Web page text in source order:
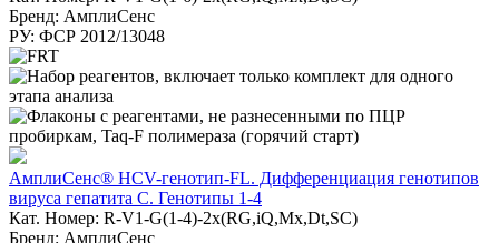
Бренд: АмплиСенс
РУ: ФСР 2012/13048
АмплиСенс® HCV-генотип-FL. Дифференциация генотипов
вируса гепатита С. Генотипы 1-4
Кат. Номер: R-V1-G(1-4)-2х(RG,iQ,Mx,Dt,SC)
Бренд: АмплиСенс